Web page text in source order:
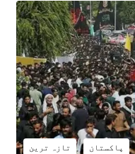
پاکستان تازہ ترین